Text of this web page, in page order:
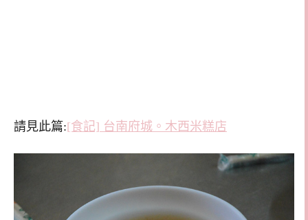
請見此篇:[食記] 台南府城。木西米糕店